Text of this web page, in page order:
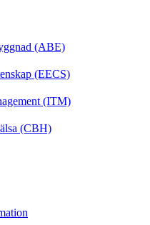
(ABE)
(EECS)
(ITM)
(CBH)